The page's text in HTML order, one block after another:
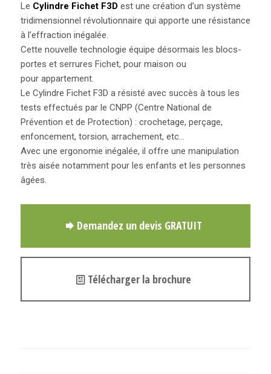
Le Cylindre Fichet F3D est une création d’un système
tridimensionnel révolutionnaire qui apporte une résistance
à l’effraction inégalée.
Cette nouvelle technologie équipe désormais les blocs-
portes et serrures Fichet, pour maison ou
pour appartement.
Le Cylindre Fichet F3D a résisté avec succès à tous les
tests effectués par le CNPP (Centre National de
Prévention et de Protection) : crochetage, perçage,
enfoncement, torsion, arrachement, etc…
Avec une ergonomie inégalée, il offre une manipulation
très aisée notamment pour les enfants et les personnes
âgées.
Demandez un devis GRATUIT
Télécharger la brochure